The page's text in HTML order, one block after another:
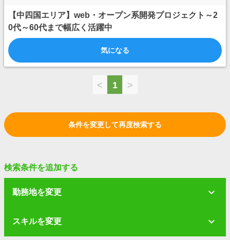
【中四国エリア】web・オープン系開発プロジェクト～2
0代～60代まで幅広く活躍中
気になる
< 1 >
条件を変更して再度検索する
検索条件を追加する
勤務地を変更
スキルを変更